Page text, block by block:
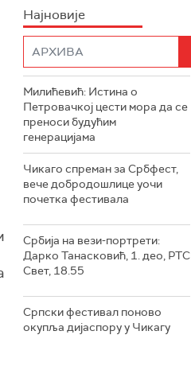
Најновије
Милићевић: Истина о
Петровачкој цести мора да се
преноси будућим
генерацијама
Чикаго спреман за Србфест,
вече добродошлице уочи
почетка фестивала
Србија на вези-портрети:
Дарко Танасковић, 1. део, РТС
Свет, 18.55
Српски фестивал поново
окупља дијаспору у Чикагу